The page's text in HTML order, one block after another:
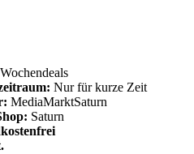
Wochendeals
Nur für kurze Zeit
MediaMarktSaturn
Saturn